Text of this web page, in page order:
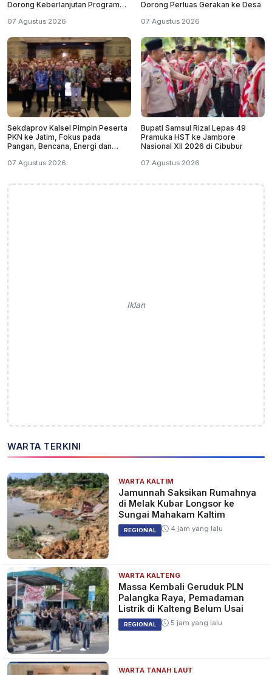
Dorong Keberlanjutan Program
07 Agustus 2026
Dorong Perluas Gerakan ke Desa
07 Agustus 2026
Sekdaprov Kalsel Pimpin Peserta
PKN ke Jatim, Fokus pada
Pangan, Bencana, Energi dan
07 Agustus 2026
Bupati Samsul Rizal Lepas 49
Pramuka HST ke Jambore
Nasional XII 2026 di Cibubur
07 Agustus 2026
Iklan
WARTA TERKINI
WARTA KALTIM
Jamunnah Saksikan Rumahnya
di Melak Kubar Longsor ke
Sungai Mahakam Kaltim
REGIONAL 4 jam yang lalu
WARTA KALTENG
Massa Kembali Geruduk PLN
Palangka Raya, Pemadaman
Listrik di Kalteng Belum Usai
REGIONAL 5 jam yang lalu
WARTA TANAH LAUT